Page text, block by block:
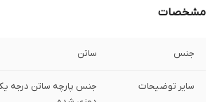
مشخصات
جنس ساتن
سایر توضیحات
جنس پارچه ساتن درجه